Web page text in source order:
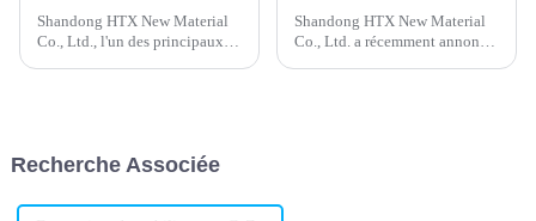
Shandong HTX New Material
Co., Ltd., l'un des principaux
produits en expansion.
Shandong HTX New Material
Co., Ltd. a récemment annoncé
Recherche Associée